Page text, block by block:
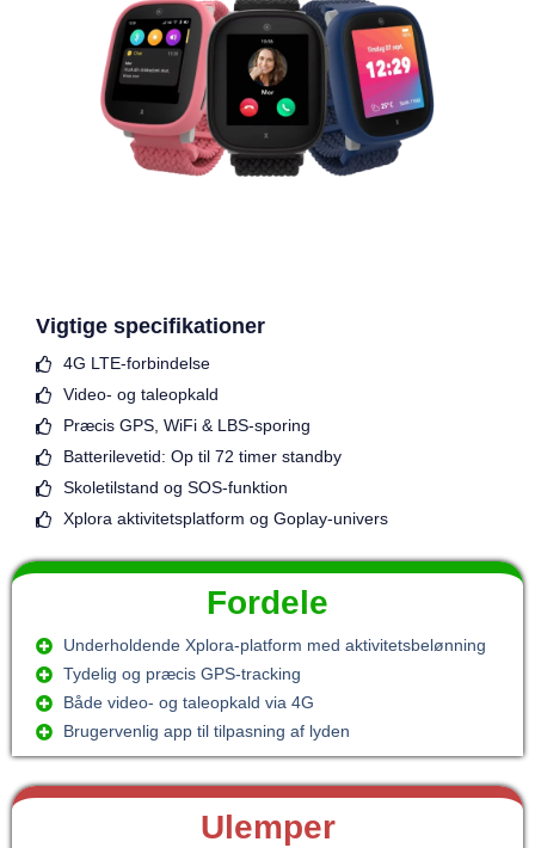
Vigtige specifikationer
4G LTE-forbindelse
Video- og taleopkald
Præcis GPS, WiFi & LBS-sporing
Batterilevetid: Op til 72 timer standby
Skoletilstand og SOS-funktion
Xplora aktivitetsplatform og Goplay-univers
Fordele
Underholdende Xplora-platform med aktivitetsbelønning
Tydelig og præcis GPS-tracking
Både video- og taleopkald via 4G
Brugervenlig app til tilpasning af lyden
Ulemper